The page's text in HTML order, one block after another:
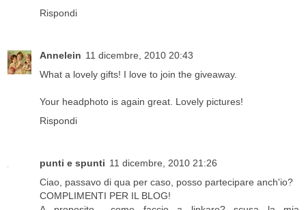
Rispondi
Annelein 11 dicembre, 2010 20:43
What a lovely gifts! I love to join the giveaway.
Your headphoto is again great. Lovely pictures!
Rispondi
punti e spunti 11 dicembre, 2010 21:26
Ciao, passavo di qua per caso, posso partecipare anch'io?
COMPLIMENTI PER IL BLOG!